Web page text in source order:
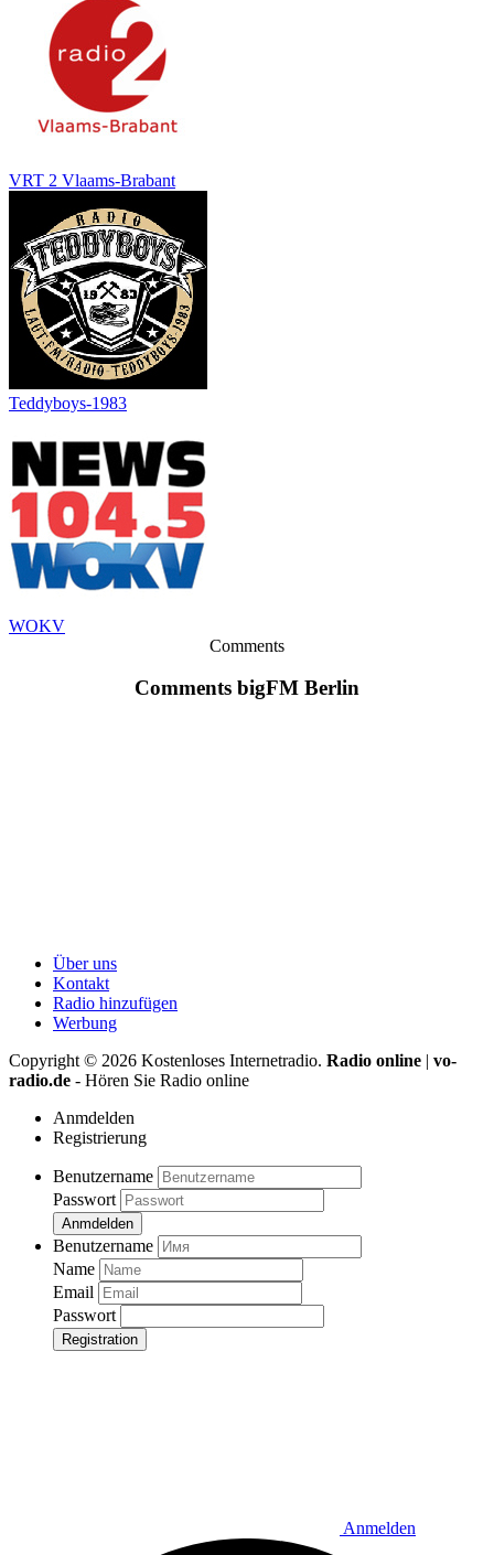
VRT 2 Vlaams-Brabant
Teddyboys-1983
WOKV
Comments
Comments bigFM Berlin
Über uns
Kontakt
Radio hinzufügen
Werbung
Copyright © 2026 Kostenloses Internetradio. Radio online | vo-
radio.de - Hören Sie Radio online
Anmdelden
Registrierung
Benutzername
Passwort
Anmdelden
Benutzername
Name
Email
Passwort
Registration
Anmelden